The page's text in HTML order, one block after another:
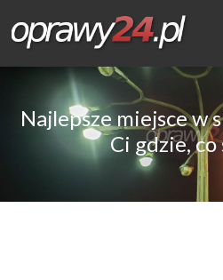
Najlepsze miejsce w
Ci gdzie,